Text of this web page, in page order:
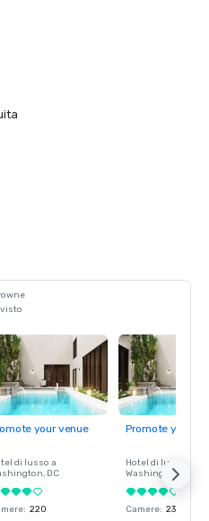
your venue
di lusso a
, DC
: 220
Promote your
Hotel di lusso a
Washington
Camere: 237